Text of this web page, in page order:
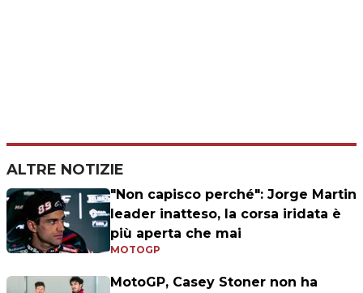
ALTRE NOTIZIE
"Non capisco perché": Jorge Martin
leader inatteso, la corsa iridata è
più aperta che mai
MOTOGP
MotoGP, Casey Stoner non ha